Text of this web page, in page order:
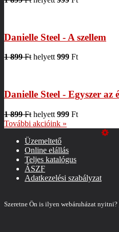
Danielle Steel - A szellem
1 899 Ft helyett 999 Ft
Danielle Steel - Egyszer az
1 899 Ft helyett 999 Ft
További akcióink »
Üzemeltető
Online elállás
Teljes katalógus
ÁSZF
Adatkezelési szabályzat
Szeretne Ön is ilyen webáruházat nyitni?